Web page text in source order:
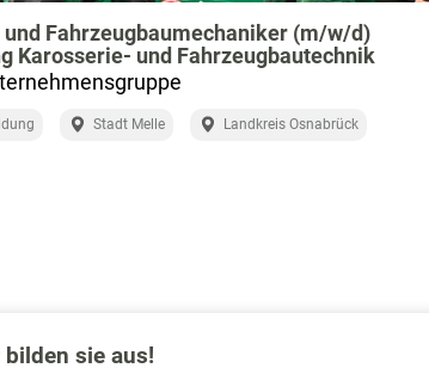
Fahrzeugbaumechaniker (m/w/d)
Karosserie- und Fahrzeugbautechnik
Stadt Melle Landkreis Osnabrück
sie aus!